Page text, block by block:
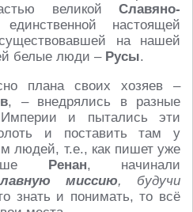
великой Славяно-
настоящей
на нашей
белые люди – Русы.
плана своих хозяев –
, – внедрялись в разные
и пытались эти
и поставить там у
людей, т.е., как пишет уже
Ренан, начинали
миссию, будучи
знать и понимать, то всё